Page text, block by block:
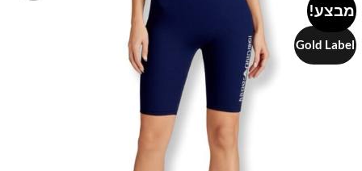
מבצע!
Gold Label